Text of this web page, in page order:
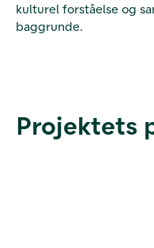
kulturel forståelse og
baggrunde.
Projektets